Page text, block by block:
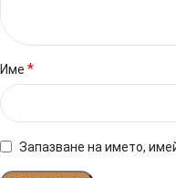
Име *
Запазване на името,